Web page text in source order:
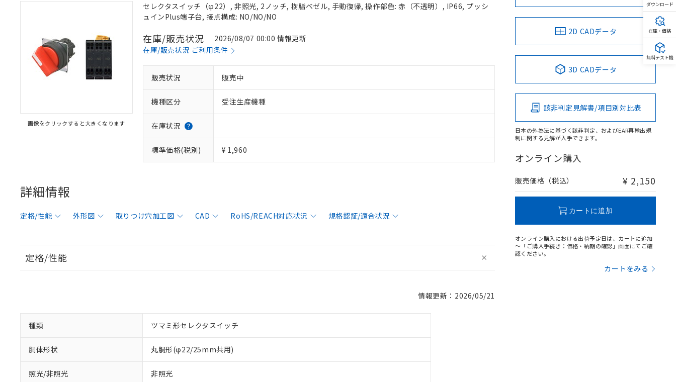
画像をクリックすると大きくなります
セレクタスイッチ（φ22）, 非照光, 2ノッチ, 樹脂ベゼル, 手動復帰, 操作部色: 赤（不透明）, IP66, プッシ
ュインPlus端子台, 接点構成: NO/NO/NO
在庫/販売状況
2026/08/07 00:00 情報更新
在庫/販売状況 ご利用条件
販売状況 販売中
機種区分 受注生産機種
在庫状況
標準価格(税別) ¥ 1,960
詳細情報
定格/性能 外形図 取りつけ穴加工図 CAD RoHS/REACH対応状況 規格認証/適合状況
定格/性能
情報更新：2026/05/21
種類 ツマミ形セレクタスイッチ
胴体形状 丸胴形(φ22/25mm共用)
照光/非照光 非照光
2D CADデータ
3D CADデータ
該非判定見解書/項目別対比表
日本の外為法に基づく該非判定、およびEAR再輸出規
制に関する見解が入手できます。
オンライン購入
販売価格（税込） ¥ 2,150
カートに追加
オンライン購入における出荷予定日は、カートに追加
～「ご購入手続き：価格・納期の確認」画面にてご確
認ください。
カートをみる
ダウンロード
在庫・価格
無料テスト機